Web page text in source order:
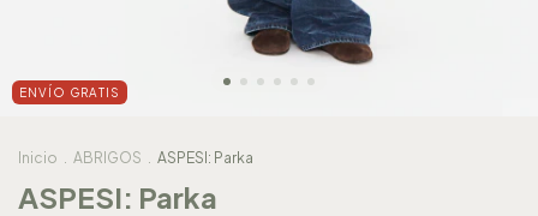
ENVÍO GRATIS
Inicio ABRIGOS ASPESI: Parka
ASPESI: Parka